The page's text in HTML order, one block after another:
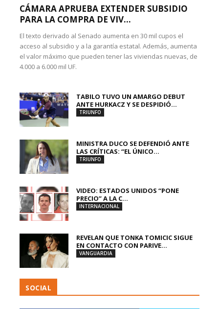
CÁMARA APRUEBA EXTENDER SUBSIDIO
PARA LA COMPRA DE VIV...
El texto derivado al Senado aumenta en 30 mil cupos el
acceso al subsidio y a la garantía estatal. Además, aumenta
el valor máximo que pueden tener las viviendas nuevas, de
4.000 a 6.000 mil UF.
TABILO TUVO UN AMARGO DEBUT
ANTE HURKACZ Y SE DESPIDIÓ...
TRIUNFO
MINISTRA DUCO SE DEFENDIÓ ANTE
LAS CRÍTICAS: “EL ÚNICO...
TRIUNFO
VIDEO: ESTADOS UNIDOS “PONE
PRECIO” A LA C...
INTERNACIONAL
REVELAN QUE TONKA TOMICIC SIGUE
EN CONTACTO CON PARIVE...
VANGUARDIA
SOCIAL